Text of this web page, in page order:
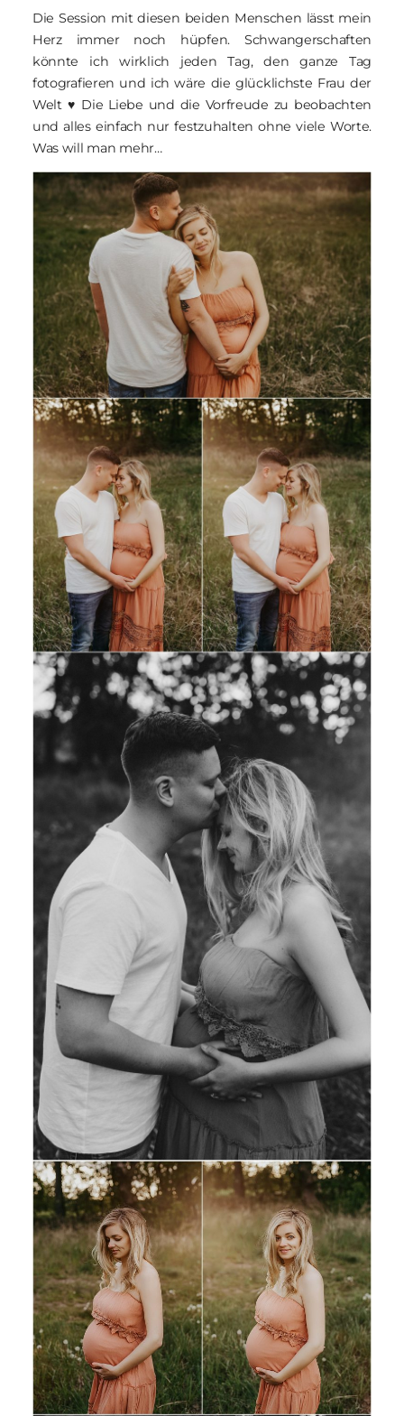
Die Session mit diesen beiden Menschen lässt mein
Herz immer noch hüpfen. Schwangerschaften
könnte ich wirklich jeden Tag, den ganze Tag
fotografieren und ich wäre die glücklichste Frau der
Welt ♥︎ Die Liebe und die Vorfreude zu beobachten
und alles einfach nur festzuhalten ohne viele Worte.
Was will man mehr…